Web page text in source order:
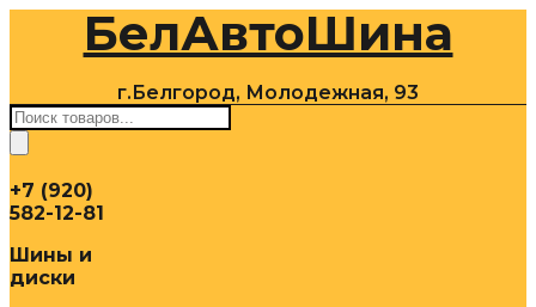
содержимомуБелАвтоШина
г.Белгород, Молодежная, 93
Поиск
товаров
+7 (920)
582-12-81
Шины и
диски